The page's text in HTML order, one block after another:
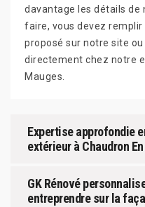
davantage les détails de
faire, vous devez
proposé sur notre site
directement chez notre
Mauges.
Expertise approfondie
extérieur à Chaudron
GK Rénové
entreprendre sur la